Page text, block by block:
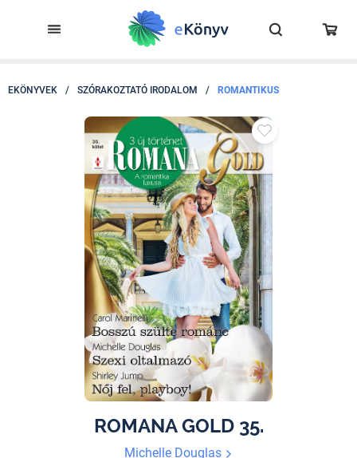
EKÖNYVEK / SZÓRAKOZTATÓ IRODALOM / ROMANTIKUS
ROMANA GOLD 35.
Michelle Douglas